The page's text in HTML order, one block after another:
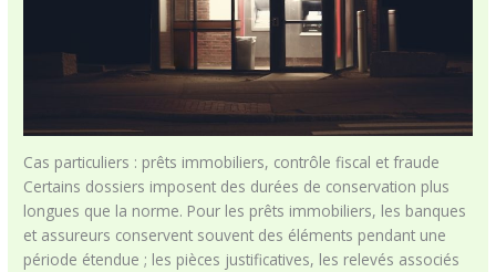
Cas particuliers : prêts immobiliers, contrôle fiscal et fraude
Certains dossiers imposent des durées de conservation plus
longues que la norme. Pour les prêts immobiliers, les banques
et assureurs conservent souvent des éléments pendant une
période étendue ; les pièces justificatives, les relevés associés